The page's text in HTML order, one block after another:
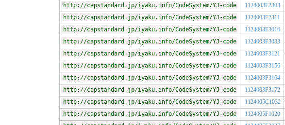
http://capstandard.jp/iyaku.info/CodeSystem/YJ-code
1124003F2303
http://capstandard.jp/iyaku.info/CodeSystem/YJ-code
1124003F2311
http://capstandard.jp/iyaku.info/CodeSystem/YJ-code
1124003F3016
http://capstandard.jp/iyaku.info/CodeSystem/YJ-code
1124003F3083
http://capstandard.jp/iyaku.info/CodeSystem/YJ-code
1124003F3121
http://capstandard.jp/iyaku.info/CodeSystem/YJ-code
1124003F3156
http://capstandard.jp/iyaku.info/CodeSystem/YJ-code
1124003F3164
http://capstandard.jp/iyaku.info/CodeSystem/YJ-code
1124003F3172
http://capstandard.jp/iyaku.info/CodeSystem/YJ-code
1124005C1032
http://capstandard.jp/iyaku.info/CodeSystem/YJ-code
1124005F1020